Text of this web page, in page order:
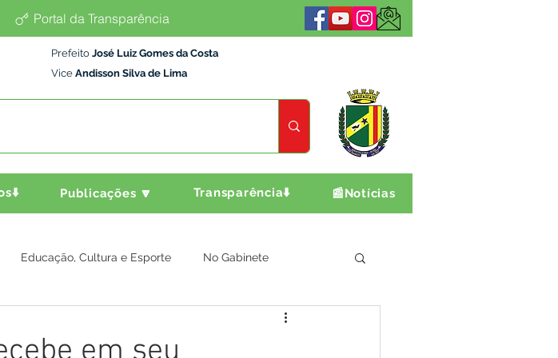
Portal da Transparência
Prefeito José Luiz Gomes da Costa
Vice Andisson Silva de Lima
Publicações 🔽 Transparência⬇️ 📰Notícias
Educação, Cultura e Esporte No Gabinete
Social Agricultura e Produção